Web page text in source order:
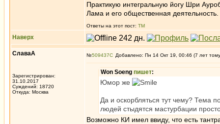
Практикую интегральную йогу Шри
Лама и его общественная деятельность.
Ответы на этот пост: ТМ
Наверх
СлаваА
Зарегистрирован:
31.10.2017
Суждений: 18720
Откуда: Москва
№509437 Добавлено: Пн 14 Окт 19, 00:46 (7 лет
Won Soeng пишет:
Юмор же
Да и оскорбляться тут чему? Тема
людей стыдятся мастурбации
Возможно КИ имел ввиду, что есть